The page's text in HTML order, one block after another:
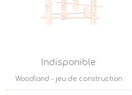
Indisponible
Woodland - jeu de construction